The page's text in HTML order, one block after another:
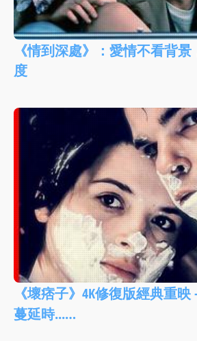
《情到深處》：愛情不看背
度
《壞痞子》4K修復版經典重
蔓延時...…